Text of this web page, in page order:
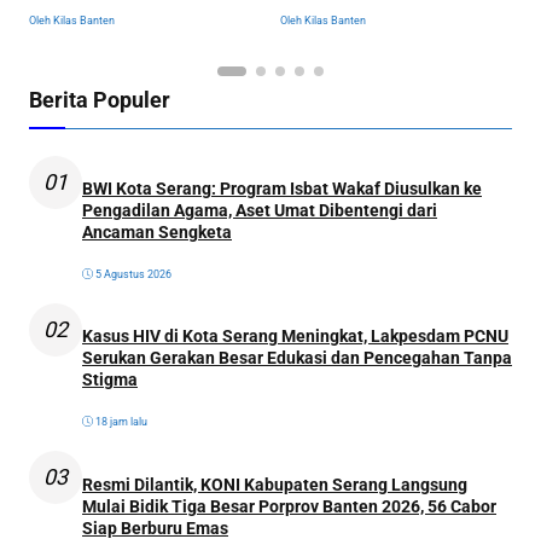
Oleh Kilas Banten
Dikumpulkan
Oleh Kilas Banten
Berita Populer
01
BWI Kota Serang: Program Isbat Wakaf Diusulkan ke
Pengadilan Agama, Aset Umat Dibentengi dari
Ancaman Sengketa
5 Agustus 2026
02
Kasus HIV di Kota Serang Meningkat, Lakpesdam PCNU
Serukan Gerakan Besar Edukasi dan Pencegahan Tanpa
Stigma
18 jam lalu
03
Resmi Dilantik, KONI Kabupaten Serang Langsung
Mulai Bidik Tiga Besar Porprov Banten 2026, 56 Cabor
Siap Berburu Emas